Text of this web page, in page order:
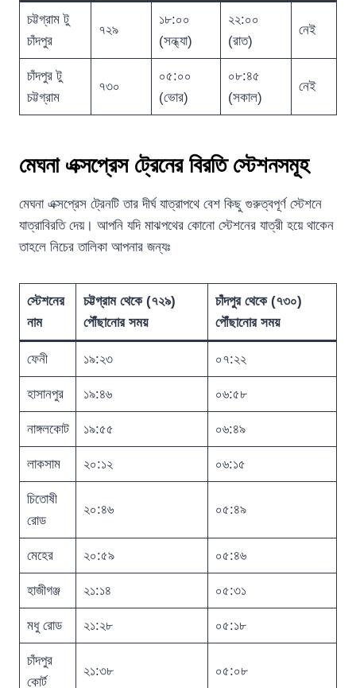
চট্টগ্রাম টু
চাঁদপুর
৭২৯
১৮:০০
(সন্ধ্যা)
২২:০০
(রাত)
নেই
চাঁদপুর টু
চট্টগ্রাম
৭৩০
০৫:০০
(ভোর)
০৮:৪৫
(সকাল)
নেই
মেঘনা এক্সপ্রেস ট্রেনের বিরতি স্টেশনসমূহ
মেঘনা এক্সপ্রেস ট্রেনটি তার দীর্ঘ যাত্রাপথে বেশ কিছু গুরুত্বপূর্ণ স্টেশনে
যাত্রাবিরতি দেয়। আপনি যদি মাঝপথের কোনো স্টেশনের যাত্রী হয়ে থাকেন
তাহলে নিচের তালিকা আপনার জন্যঃ
স্টেশনের
নাম
চট্টগ্রাম থেকে (৭২৯)
পৌঁছানোর সময়
চাঁদপুর থেকে (৭৩০)
পৌঁছানোর সময়
ফেনী ১৯:২৩ ০৭:২২
হাসানপুর ১৯:৪৬ ০৬:৫৮
নাঙ্গলকোট ১৯:৫৫ ০৬:৪৯
লাকসাম ২০:১২ ০৬:১৫
চিতোষী
রোড
২০:৪৬ ০৫:৪৯
মেহের ২০:৫৯ ০৫:৪৬
হাজীগঞ্জ ২১:১৪ ০৫:৩১
মধু রোড ২১:২৮ ০৫:১৮
চাঁদপুর
কোর্ট
২১:৩৮ ০৫:০৮